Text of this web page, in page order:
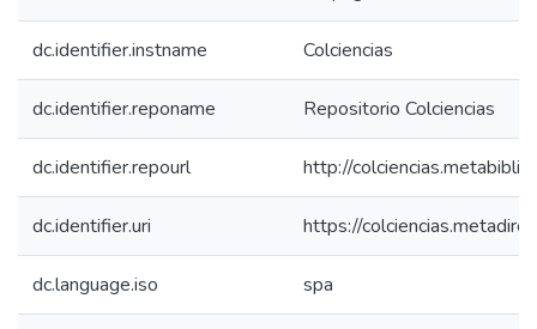
dc.identifier.instname Colciencias
dc.identifier.reponame Repositorio Colciencias
dc.identifier.repourl http://
dc.identifier.uri https://
dc.language.iso spa